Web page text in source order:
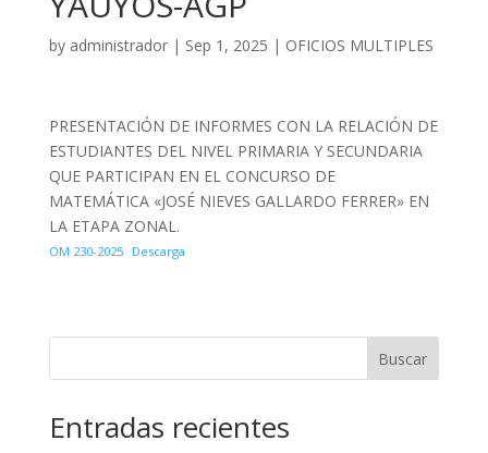
by administrador| Sep 1, 2025 | OFICIOS MULTIPLES
PRESENTACIÓN DE INFORMES CON LA RELACIÓN DE
ESTUDIANTES DEL NIVEL PRIMARIA Y SECUNDARIA
QUE PARTICIPAN EN EL CONCURSO DE
MATEMÁTICA «JOSÉ NIEVES GALLARDO FERRER» EN
LA ETAPA ZONAL.
OM 230-2025 Descarga
Buscar
Entradas recientes